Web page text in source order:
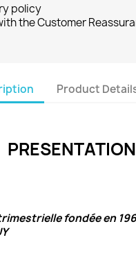
policy
the Customer
Product
fondée en